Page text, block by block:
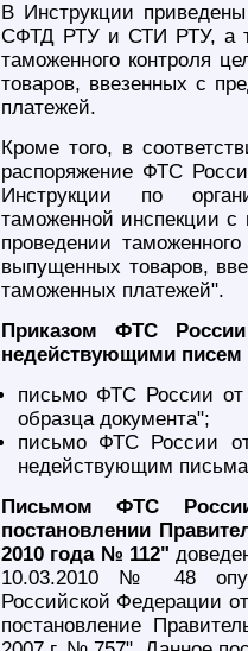
В Инструкции
СФТД РТУ и СТИ РТУ, а
таможенного контроля
товаров, ввезенных с
платежей.
Кроме того, в
распоряжение ФТС
Инструкции по
таможенной инспекции с
проведении
выпущенных товаров,
таможенных платежей".
Приказом ФТС
недействующими
письмо ФТС России
образца документа";
письмо ФТС России
недействующим
Письмом ФТС
постановлении
2010 года № 112"
10.03.2010 № 48
Российской Федерации
постановление